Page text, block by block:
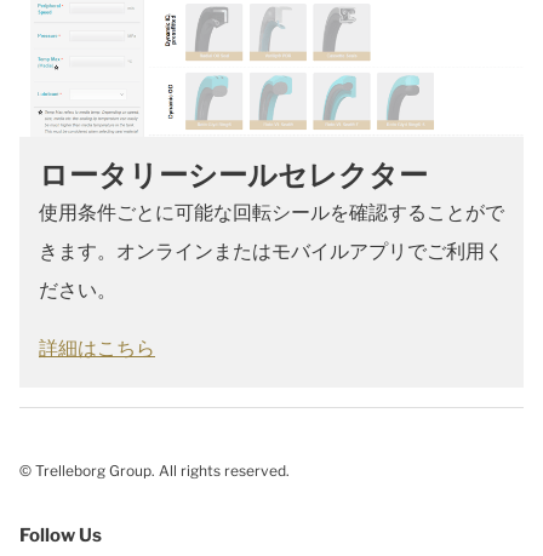
ロータリーシールセレクター
使用条件ごとに可能な回転シールを確認することがで
きます。オンラインまたはモバイルアプリでご利用く
ださい。
詳細はこちら
© Trelleborg Group. All rights reserved.
Follow Us